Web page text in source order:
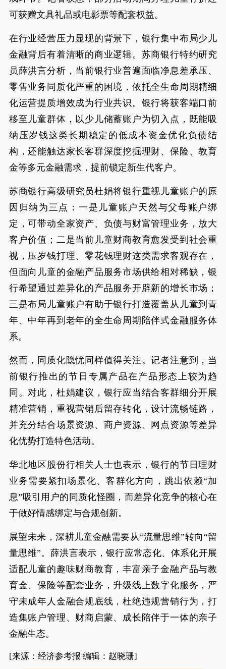
可获赠文具礼品或电影票等配套权益。
在行业经营压力显现的背景下，银行集中布局少儿
金融背后有着清晰的商业逻辑。苏商银行特约研究
员薛洪言分析，当前银行业普遍面临净息差承压、
零售业务同质化严重的困境，依托全生命周期精细
化运营提质增效成为行业共识。银行将获客端口前
移至儿童群体，以少儿储蓄账户为切入点，既能吸
纳压岁钱这类长期稳定的低成本资金优化负债结
构，还能触达家长客群深度挖掘理财、保险、教育
金等多元金融需求，提前锁定新生代客户。
苏商银行高级研究员杜娟将银行重视儿童账户的原
因归纳为三点：一是儿童账户天然与父母账户绑
定，可带动全家资产、负债与财富管理业务，放大
客户价值；二是当前儿童财商教育愈发受到社会重
视，压岁钱打理、零花钱理财这类需求客观存在，
但面向儿童的金融产品服务市场供给相对稀缺，银
行希望通过差异化的产品服务开辟新的增长市场；
三是布局儿童账户有助于银行打造覆盖从儿童到青
年、中年再到老年的全生命周期陪伴式金融服务体
系。
然而，同质化隐忧同样值得关注。记者注意到，当
前银行推出的节日专属产品在产品形态上较为趋
同。对此，杜娟建议，银行应当结合客群细分开展
精准营销，重视营销后留存转化，设计流畅链路，
并充分结合场景资源、商户资源、网点资源等差异
化优势打造特色活动。
华北地区股份行相关人士也表示，银行的节日理财
业务需要紧扣场景化、客群化方向，跳出依赖“加
息”吸引用户的同质化怪圈，而差异化竞争的核心在
于做好情感绑定与合规创新。
展望未来，深耕儿童金融需要从“流量思维”转向“留
量思维”。薛洪言表示，银行应常态化、体系化开展
适配儿童的趣味财商教育，丰富亲子金融产品与教
育金、保险等配套业务，升级线上数字化服务，严
守未成年人金融合规底线，杜绝违规营销行为，打
造集账户管理、财商启蒙、成长陪伴于一体的亲子
金融生态。
[来源：经济参考报 编辑：赵晓珊]